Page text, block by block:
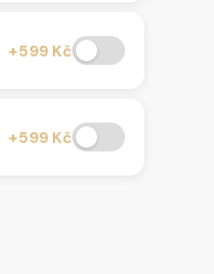
+599 Kč
+599 Kč